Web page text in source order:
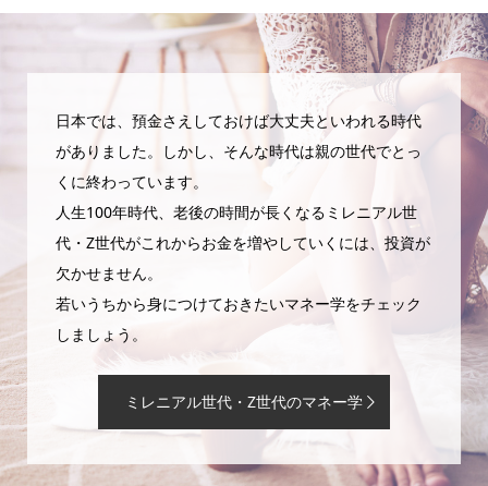
日本では、預金さえしておけば大丈夫といわれる時代
がありました。しかし、そんな時代は親の世代でとっ
くに終わっています。
人生100年時代、老後の時間が長くなるミレニアル世
代・Z世代がこれからお金を増やしていくには、投資が
欠かせません。
若いうちから身につけておきたいマネー学をチェック
しましょう。
ミレニアル世代・Z世代のマネー学